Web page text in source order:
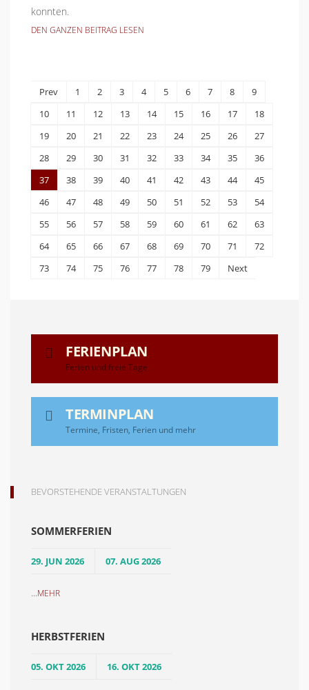
konnten.
DEN GANZEN BEITRAG LESEN
Prev 1 2 3 4 5 6 7 8
9
10
11 12 13 14 15 16 17
18
19
20 21 22 23 24 25 26
27
28
29 30 31 32 33 34 35
36
37
38 39 40 41 42 43 44
45
46
47 48 49 50 51 52 53
54
55
56 57 58 59 60 61 62
63
64
65 66 67 68 69 70 71
72
73
74 75 76 77 78 79 Next
FERIENPLAN
Ferien und freie Tage
TERMINPLAN
Termine, Fristen, Ferien und mehr
BEVORSTEHENDE VERANSTALTUNGEN
SOMMERFERIEN
29. JUN 2026 07. AUG 2026
...MEHR
HERBSTFERIEN
05. OKT 2026 16. OKT 2026